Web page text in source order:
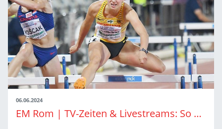
06.06.2024
EM Rom | TV-Zeiten & Livestreams: So sehen Sie die Leichtathletik-EM in Rom live